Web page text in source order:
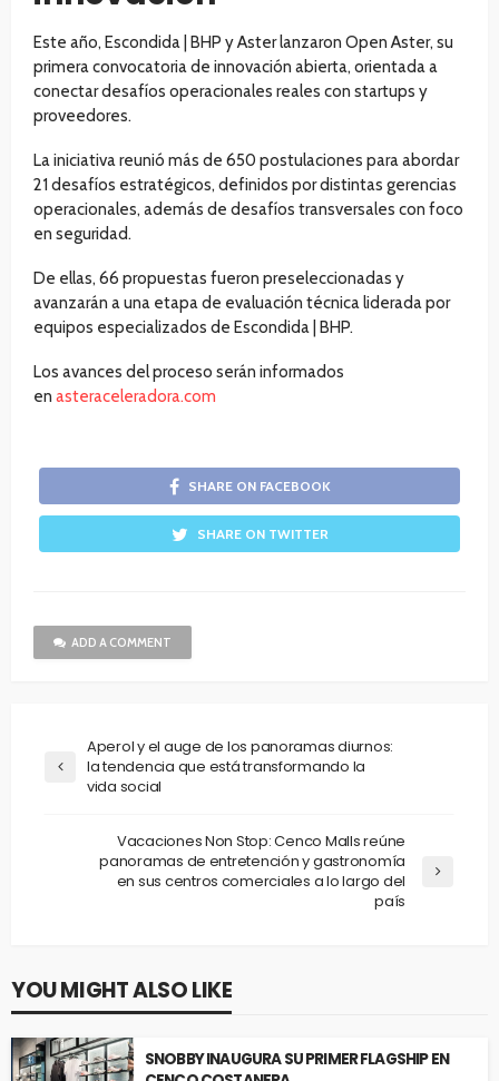
Este año, Escondida | BHP y Aster lanzaron Open Aster, su
primera convocatoria de innovación abierta, orientada a
conectar desafíos operacionales reales con startups y
proveedores.
La iniciativa reunió más de 650 postulaciones para abordar
21 desafíos estratégicos, definidos por distintas gerencias
operacionales, además de desafíos transversales con foco
en seguridad.
De ellas, 66 propuestas fueron preseleccionadas y
avanzarán a una etapa de evaluación técnica liderada por
equipos especializados de Escondida | BHP.
Los avances del proceso serán informados
en asteraceleradora.com
SHARE ON FACEBOOK
SHARE ON TWITTER
ADD A COMMENT
Aperol y el auge de los panoramas diurnos:
la tendencia que está transformando la
vida social
Vacaciones Non Stop: Cenco Malls reúne
panoramas de entretención y gastronomía
en sus centros comerciales a lo largo del
país
YOU MIGHT ALSO LIKE
SNOBBY INAUGURA SU PRIMER FLAGSHIP EN